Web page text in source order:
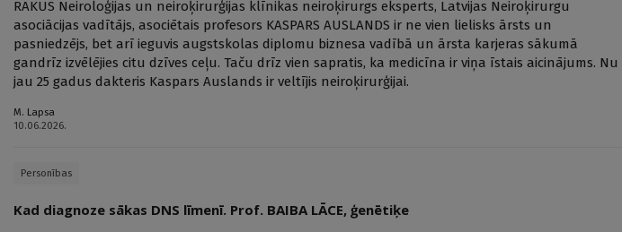
RAKUS Neiroloģijas un neiroķirurģijas klīnikas neiroķirurgs eksperts, Latvijas Neiroķirurgu
asociācijas vadītājs, asociētais profesors KASPARS AUSLANDS ir ne vien lielisks ārsts un
pasniedzējs, bet arī ieguvis augstskolas diplomu biznesa vadībā un ārsta karjeras sākumā
gandrīz izvēlējies citu dzīves ceļu. Taču drīz vien sapratis, ka medicīna ir viņa īstais aicinājums. Nu
jau 25 gadus dakteris Kaspars Auslands ir veltījis neiroķirurģijai.
M. Lapsa
10.06.2026.
Personības
Kad diagnoze sākas DNS līmenī. Prof. BAIBA LĀCE, ģenētiķe